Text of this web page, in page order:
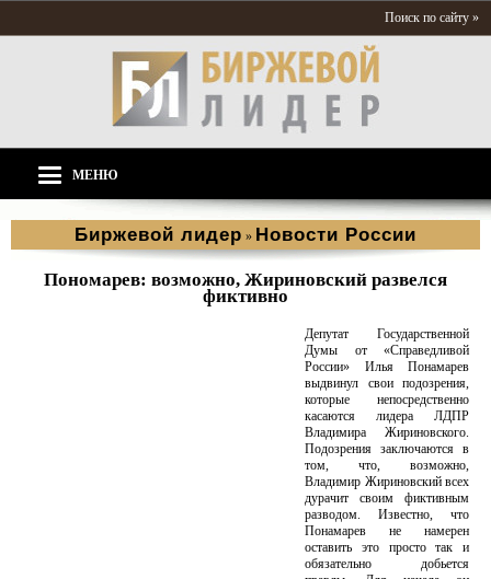
Поиск по сайту »
МЕНЮ
Биржевой лидер » Новости России
Пономарев: возможно, Жириновский развелся
фиктивно
Депутат Государственной
Думы от «Справедливой
России» Илья Понамарев
выдвинул свои подозрения,
которые непосредственно
касаются лидера ЛДПР
Владимира Жириновского.
Подозрения заключаются в
том, что, возможно,
Владимир Жириновский всех
дурачит своим фиктивным
разводом. Известно, что
Понамарев не намерен
оставить это просто так и
обязательно добьется